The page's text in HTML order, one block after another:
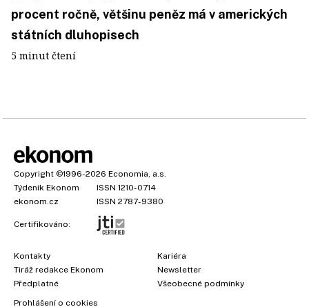
procent ročně, většinu peněz má v amerických
státních dluhopisech
5 minut čtení
Copyright ©1996-2026 Economia, a.s.
Týdeník Ekonom
ISSN 1210-0714
ekonom.cz
ISSN 2787-9380
Certifikováno:
Kontakty
Tiráž redakce Ekonom
Předplatné
Kariéra
Newsletter
Všeobecné podmínky
Prohlášení o cookies